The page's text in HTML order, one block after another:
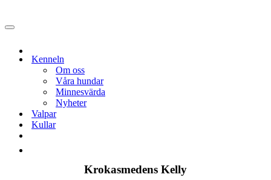
Navigeringsmeny
Kenneln
Om oss
Våra hundar
Minnesvärda
Nyheter
Valpar
Kullar
Krokasmedens Kelly